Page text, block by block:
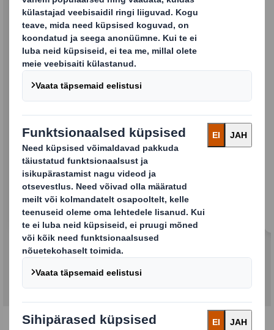
Saate jätkuvalt sama
suurepärast teenust,
kasutajakogemust ja väärtust
Kuna meie kaks ettevõtet jätkavad oma
integratsiooni, võite eeldada, et meie
ärisuhete, tarnete ja teeninduse osas jätkub
tavapärane tegevus sama usaldusväärse
kliendimeeskonnaga. Me arutame asju
jätkuvalt ka teiega, et tagada, et me
teenindame teid igas mõttes tipptasemel.